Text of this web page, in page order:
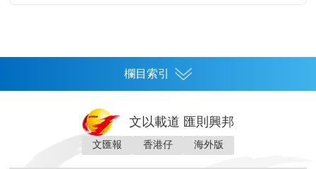
欄目索引
文以載道 匯則興邦
文匯報 香港仔 海外版